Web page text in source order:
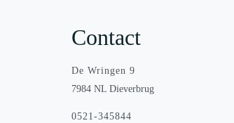
Contact
De Wringen 9
7984 NL Dieverbrug
0521-345844